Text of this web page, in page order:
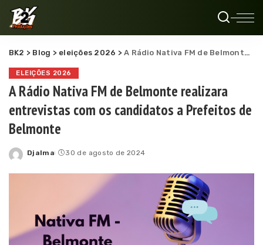
BK2 > Blog > eleições 2026 >A Rádio Nativa FM de Belmonte realizara entrevistas com os candidatos a Prefeitos de Belmonte
ELEIÇÕES 2026
A Rádio Nativa FM de Belmonte realizara
entrevistas com os candidatos a Prefeitos de
Belmonte
Posted
Djalma 30 de agosto de 2024